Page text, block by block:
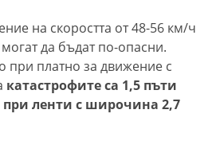
на скоростта от 48-56 км/ч
да бъдат по-опасни.
при платно за движение с
катастрофите са 1,5 пъти
при ленти с широчина 2,7